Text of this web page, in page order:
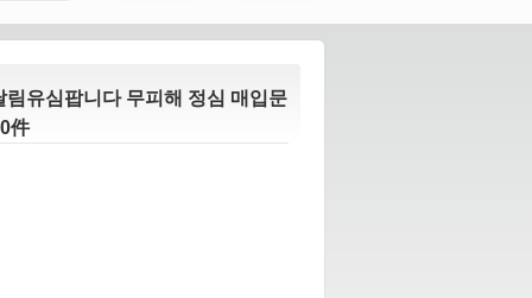
유심팝니다 무피해 정심 매입문
件